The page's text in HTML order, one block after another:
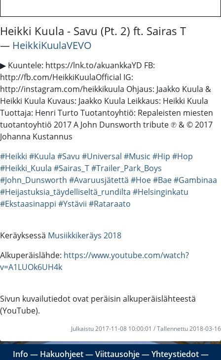
Heikki Kuula - Savu (Pt. 2) ft. Sairas T
― HeikkiKuulaVEVO
▶ Kuuntele: https://lnk.to/akuankkaYD FB:
http://fb.com/HeikkiKuulaOfficial IG:
http://instagram.com/heikkikuula Ohjaus: Jaakko Kuula &
Heikki Kuula Kuvaus: Jaakko Kuula Leikkaus: Heikki Kuula
Tuottaja: Henri Turto Tuotantoyhtiö: Repaleisten miesten
tuotantoyhtiö 2017 A John Dunsworth tribute ℗ & © 2017
Johanna Kustannus
#Heikki #Kuula #Savu #Universal #Music #Hip #Hop
#Heikki_Kuula #Sairas_T#Trailer_Park_Boys
#John_Dunsworth #Avaruusjätettä #Hoe#Bae#Gambinaa
#Heijastuksia_täydelliseltä_rundilta #Helsinginkatu
#Ekstaasinappi #Ystävii #Rataraato
Keräyksessä Musiikkikeräys 2018
Alkuperäislähde: https://www.youtube.com/watch?
v=A1LUOk6UH4k
Sivun kuvailutiedot ovat peräisin alkuperäislähteestä
(YouTube).
Julkaistu 2017-11-08 10:00:01 / Tallennettu 2018-03-16
Info ― Hakuohjeet―Viittausohje―Yhteystiedot―